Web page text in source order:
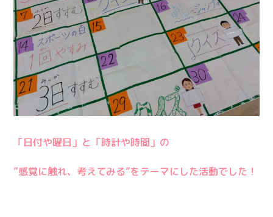
「日付や曜日」と「時計や時間」の
”感覚に触れ、考えてみる”をテーマにした活動でした！